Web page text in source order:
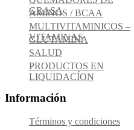
GRASA
AMINOS / BCAA
MULTIVITAMINICOS –
VITAMINAS
GLUTAMINA
SALUD
PRODUCTOS EN
LIQUIDACÍON
Información
Términos y condiciones